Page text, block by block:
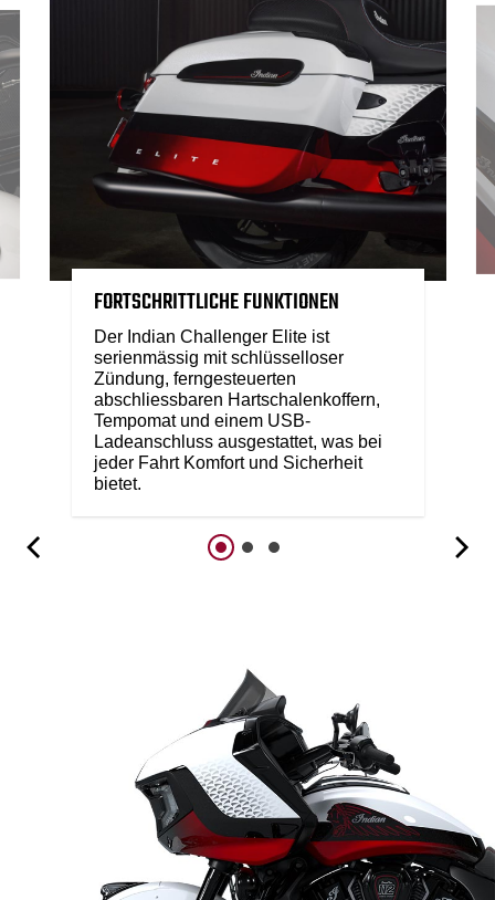
FORTSCHRITTLICHE FUNKTIONEN
Der Indian Challenger Elite ist
serienmässig mit schlüsselloser
Zündung, ferngesteuerten
abschliessbaren Hartschalenkoffern,
Tempomat und einem USB-
Ladeanschluss ausgestattet, was bei
jeder Fahrt Komfort und Sicherheit
bietet.